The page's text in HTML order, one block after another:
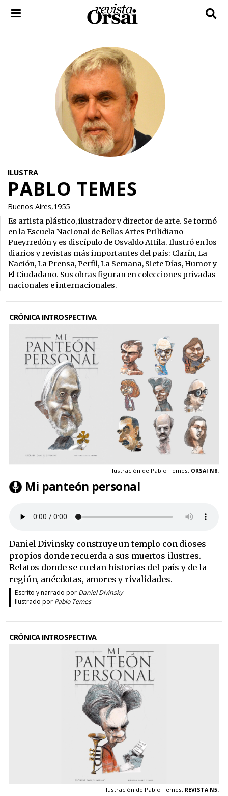
ILUSTRA
PABLO TEMES
Buenos Aires,1955
Es artista plástico, ilustrador y director de arte. Se formó
en la Escuela Nacional de Bellas Artes Prilidiano
Pueyrredón y es discípulo de Osvaldo Attila. Ilustró en los
diarios y revistas más importantes del país: Clarín, La
Nación, La Prensa, Perfil, La Semana, Siete Días, Humor y
El Ciudadano. Sus obras figuran en colecciones privadas
nacionales e internacionales.
CRÓNICA INTROSPECTIVA
Ilustración de Pablo Temes. ORSAI N8.
Mi panteón personal
Daniel Divinsky construye un templo con dioses
propios donde recuerda a sus muertos ilustres.
Relatos donde se cuelan historias del país y de la
región, anécdotas, amores y rivalidades.
Escrito y narrado por Daniel Divinsky
Ilustrado por Pablo Temes
CRÓNICA INTROSPECTIVA
Ilustración de Pablo Temes. REVISTA N5.